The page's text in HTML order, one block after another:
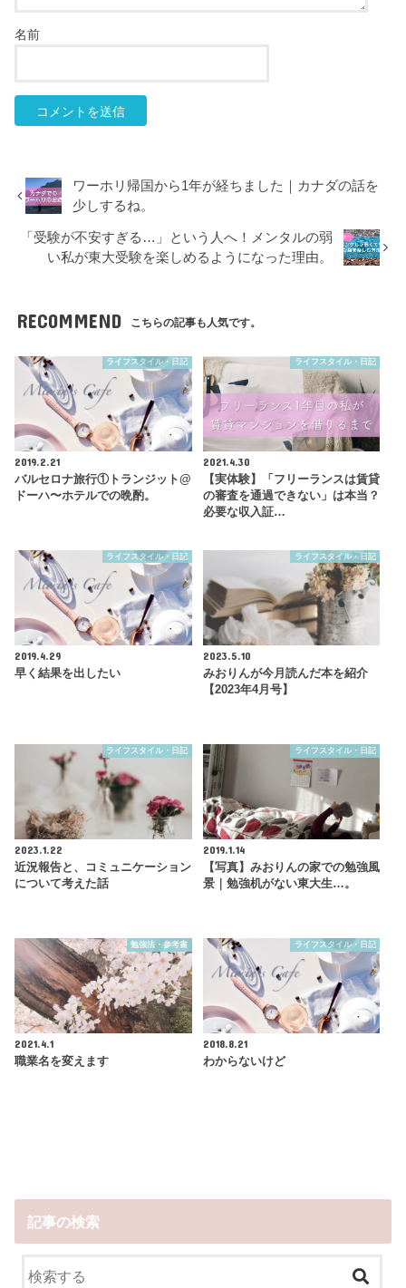
名前
ワーホリ帰国から1年が経ちました｜カナダの話を
少しするね。
「受験が不安すぎる…」という人へ！メンタルの弱
い私が東大受験を楽しめるようになった理由。
RECOMMEND こちらの記事も人気です。
ライフスタイル・日記
2019.2.21
バルセロナ旅行①トランジット@
ドーハ〜ホテルでの晩酌。
ライフスタイル・日記
2021.4.30
【実体験】「フリーランスは賃貸
の審査を通過できない」は本当？
必要な収入証…
ライフスタイル・日記
2019.4.29
早く結果を出したい
ライフスタイル・日記
2023.5.10
みおりんが今月読んだ本を紹介
【2023年4月号】
ライフスタイル・日記
2023.1.22
近況報告と、コミュニケーション
について考えた話
ライフスタイル・日記
2019.1.14
【写真】みおりんの家での勉強風
景｜勉強机がない東大生…。
勉強法・参考書
2021.4.1
職業名を変えます
ライフスタイル・日記
2018.8.21
わからないけど
記事の検索